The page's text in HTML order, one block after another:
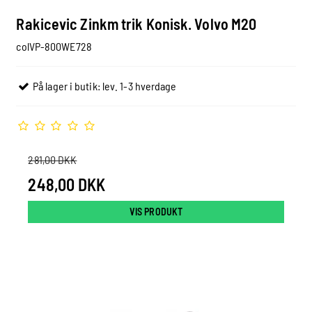
Rakicevic Zinkm trik Konisk. Volvo M20
colVP-800WE728
På lager i butik: lev. 1-3 hverdage
281,00 DKK
248,00 DKK
VIS PRODUKT